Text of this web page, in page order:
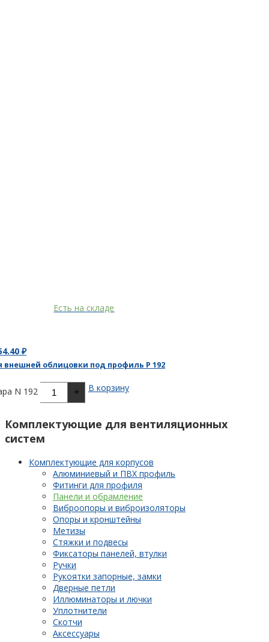
Есть на складе
₽
внешней облицовки под профиль P 192
N 192 + В корзину
Комплектующие для вентиляционных
систем
Комплектующие для корпусов
Алюминиевый и ПВХ профиль
Фитинги для профиля
Панели и обрамление
Виброопоры и виброизоляторы
Опоры и кронштейны
Метизы
Стяжки и подвесы
Фиксаторы панелей, втулки
Ручки
Рукоятки запорные, замки
Дверные петли
Иллюминаторы и лючки
Уплотнители
Скотчи
Аксессуары